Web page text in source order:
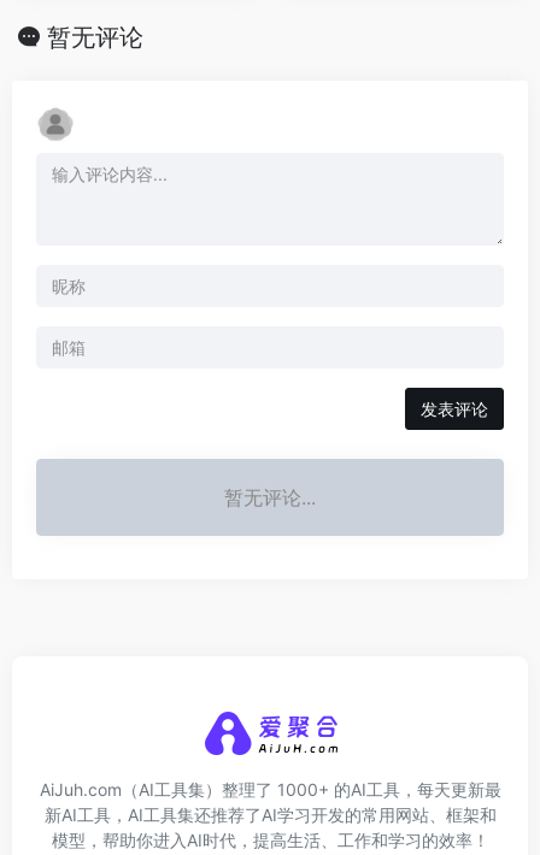
暂无评论
发表评论
暂无评论...
AiJuh.com（AI工具集）整理了 1000+ 的AI工具，每天更新最
新AI工具，AI工具集还推荐了AI学习开发的常用网站、框架和
模型，帮助你进入AI时代，提高生活、工作和学习的效率！